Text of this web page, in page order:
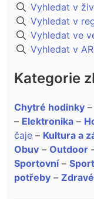
Vyhledat v
Vyhledat v
Vyhledat ve
Vyhledat v
Kategorie
Chytré hodinky –
– Elektronika –
čaje – Kultura a
Obuv – Outdoor
Sportovní–
potřeby –